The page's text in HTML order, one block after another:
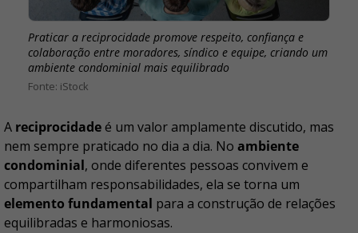
Praticar a reciprocidade promove respeito, confiança e
colaboração entre moradores, síndico e equipe, criando um
ambiente condominial mais equilibrado
iStock
A reciprocidadeé um valor amplamente discutido, mas
nem sempre praticado no dia a dia. No ambiente
condominial, onde diferentes pessoas convivem e
compartilham responsabilidades, ela se torna um
elemento fundamental para a construção de relações
equilibradas e harmoniosas.